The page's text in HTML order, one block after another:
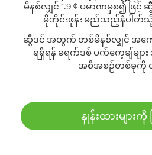
မိနစ်လျှင် 1.9 ¢ ပမာဏမှစ၍ ဖြ
မိုဘိုင်းဖုန်း မည်သည့်နံပါတ်သို့
ဆွီဒင် အတွက် တစ်မိနစ်လျှင် အကော
ရရှိရန် ခရက်ဒစ် ပက်ကေ့ချ်မျာ
အစီအစဉ်တစ်ခုကို
နှုန်းထားများကို